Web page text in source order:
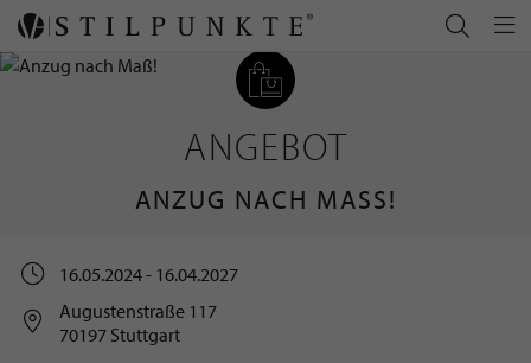
ANGEBOT
ANZUG NACH MASS!
16.05.2024 - 16.04.2027
Augustenstraße 117
70197 Stuttgart